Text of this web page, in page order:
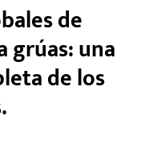
de
grúas: una
de los